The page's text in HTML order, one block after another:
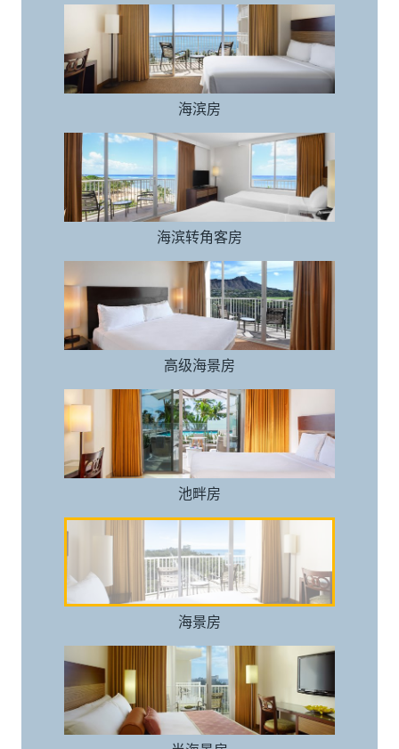
海滨房
海滨房
海滨转角客房
海滨转角客房
高级海景房
池畔房
海景房
海景房